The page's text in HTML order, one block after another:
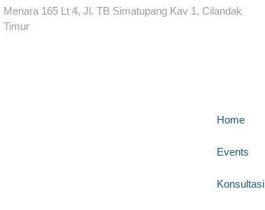
Menara 165 Lt 4, Jl. TB Simatupang Kav 1, Cilandak
Timur
Home
Events
Konsultasi